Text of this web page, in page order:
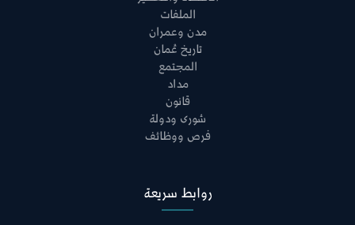
الملفات
مدن وعمران
تاريخ عُمان
المجتمع
مداد
قانون
شورى ودولة
فرص ووظائف
روابط سريعة